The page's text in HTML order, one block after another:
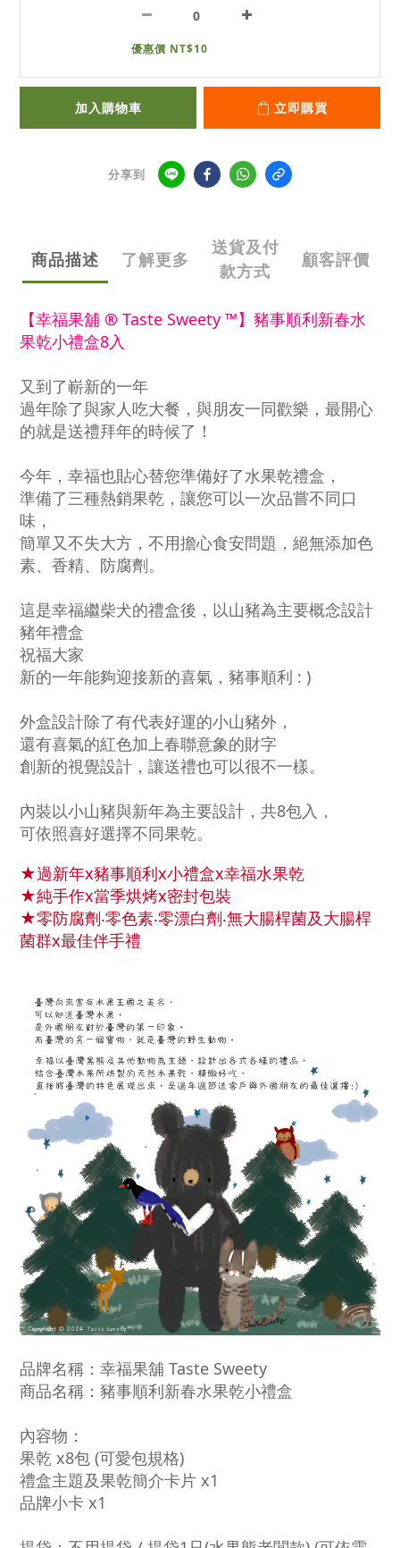
優惠價 NT$10
加入購物車 立即購買
分享到
商品描述 了解更多
送貨及付
款方式
顧客評價
【幸福果舖 ® Taste Sweety ™】豬事順利新春水
果乾小禮盒8入
又到了嶄新的一年
過年除了與家人吃大餐，與朋友一同歡樂，最開心
的就是送禮拜年的時候了！
今年，幸福也貼心替您準備好了水果乾禮盒，
準備了三種熱銷果乾，讓您可以一次品嘗不同口
味，
簡單又不失大方，不用擔心食安問題，絕無添加色
素、香精、防腐劑。
這是幸福繼柴犬的禮盒後，以山豬為主要概念設計
豬年禮盒
祝福大家
新的一年能夠迎接新的喜氣，豬事順利 : )
外盒設計除了有代表好運的小山豬外，
還有喜氣的紅色加上春聯意象的財字
創新的視覺設計，讓送禮也可以很不一樣。
內裝以小山豬與新年為主要設計，共8包入，
可依照喜好選擇不同果乾。
★過新年x豬事順利x小禮盒x幸福水果乾
★純手作x當季烘烤x密封包裝
★零防腐劑‧零色素‧零漂白劑‧無大腸桿菌及大腸桿
菌群x最佳伴手禮
品牌名稱： 幸福果舖 Taste Sweety
商品名稱：豬事順利新春水果乾小禮盒
內容物：
果乾 x8包 (可愛包規格)
禮盒主題及果乾簡介卡片 x1
品牌小卡 x1